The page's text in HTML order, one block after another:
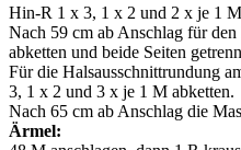
Hin-R 1 x 3, 1 x 2 und 2 x je 1
Nach 59 cm ab Anschlag für
abketten und beide Seiten
Für die Halsausschnittrundung
3, 1 x 2 und 3 x je 1 M abketten.
Nach 65 cm ab Anschlag die
Ärmel: